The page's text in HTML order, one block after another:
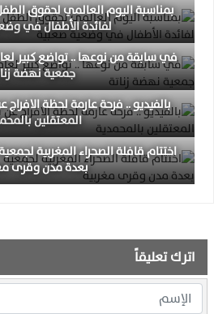
بمناسبة اليوم العالمي لحقوق
لفائدة الأطفال في
في سابقة من نوعها .. تواضع كبير
جمعية نهضة
بالفيديو .. فرحة عارمة لحظة الافراج
المعتقلين
اختتام قافلة الصحراء المغربية
بعدة مدن وقرى
اترك تعليقاً